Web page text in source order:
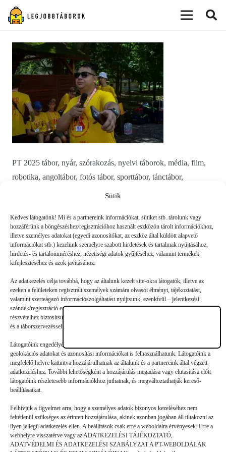
Sütik
Kedves látogatónk! Mi és a partnereink információkat, sütiket stb. tárolunk vagy
hozzáférünk a böngészéshez/regisztrációhoz használt eszközön tárolt információkhoz,
illetve személyes adatokat (egyedi azonosítókat, az eszköz által küldött alapvető
információkat stb.) kezelünk személyre szabott hirdetések és tartalmak nyújtásához,
hirdetés- és tartalomméréshez, nézettségi adatok gyűjtéséhez, valamint termékek
kifejlesztéséhez és azok javításához.
Az adatkezelés célja továbbá, hogy az általunk kezelt site-okra látogatók, illetve az
ezeken a felületeken regisztrált személyek számára olvasói élményt, tájékoztatást,
valamint szerteágazó információszolgáltatást nyújtsunk, ezenkívül – jelentkezési
szándék/regisztráció esetén – a nyári gyermek- és ifjúsági táborainkban való
részvételhez biztosítsuk a támogatói és a jelentkezési, valamint a számlázási feltételeket
és a táborszervezéssel kapcsolatos kommunikációt.
Látogatóink engedélyével mi és a partnereink eszközleolvasásos módszerrel szerzett
geolokációs adatokat és azonosítási információkat is felhasználhatunk. Látogatóink a
megfelelő helyre kattintva hozzájárulhatnak az általunk és a partnereink által végzett
adatkezeléshez. További lehetőségként a hozzájárulás megadása vagy elutasítása előtt
látogatóink részletesebb információkhoz juthatnak, és megváltoztathatják kereső-
beállításaikat.
Felhívjuk a figyelmet arra, hogy a személyes adatok bizonyos kezeléséhez nem
feltétlenül szükséges az érintett hozzájárulása, akinek azonban jogában áll tiltakozni az
ilyen jellegű adatkezelés ellen. A beállítások csak erre a weboldalra érvényesek. Erre a
webhelyre visszatérve vagy az ADATKEZELÉSI TÁJÉKOZTATÓ,
ADATVÉDELMI ÉS ADATKEZELÉSI SZABÁLYZAT A PT-WEBOLDALAK
PT 2025 tábor, nyár, szórakozás, nyelvi táborok, média, film,
robotika, angoltábor, fotós tábor, sporttábor, tánctábor,
Vélemény, hozzászólás?
karakterrel jelöltük
Hozzászólás küldése